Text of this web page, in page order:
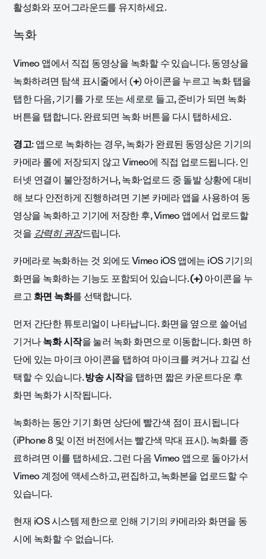
활성화와 포어그라운드를 유지하세요.
녹화
Vimeo 앱에서 직접 동영상을 녹화할 수 있습니다. 동영상을
녹화하려면 탐색 표시줄에서 (+) 아이콘을 누르고 녹화 탭을
탭한 다음, 기기를 가로 또는 세로로 들고, 준비가 되면 녹화
버튼을 탭합니다. 완료되면 녹화 버튼을 다시 탭하세요.
경고: 앱으로 녹화하는 경우, 녹화가 완료된 동영상은 기기의
카메라 롤에 저장되지 않고 Vimeo에 직접 업로드됩니다. 인
터넷 연결이 불안정하거나, 녹화·업로드 중 돌발 상황에 대비
해 보다 안전하게 진행하려면 기본 카메라 앱을 사용하여 동
영상을 녹화하고 기기에 저장한 후, Vimeo 앱에서 업로드할
것을강력히 권장드립니다.
카메라로 녹화하는 것 외에도 Vimeo iOS 앱에는 iOS 기기의
화면을 녹화하는 기능도 포함되어 있습니다.(+)아이콘을 누
르고화면 녹화를 선택합니다.
먼저 간단한 튜토리얼이 나타납니다. 화면을 옆으로 쓸어넘
기거나녹화 시작을 눌러 녹화 화면으로 이동합니다. 화면 하
단에 있는 마이크 아이콘을 탭하여 마이크를 켜거나 끄길 선
택할 수 있습니다.방송 시작을 탭하면 짧은 카운트다운 후
화면 녹화가 시작됩니다.
녹화하는 동안 기기 화면 상단에 빨간색 점이 표시됩니다
(iPhone 8 및 이전 버전에서는 빨간색 막대 표시). 녹화를 종
료하려면 이를 탭하세요. 그런 다음 Vimeo 앱으로 돌아가서
Vimeo 계정에 액세스하고, 편집하고, 녹화본을 업로드할 수
있습니다.
현재 iOS 시스템 제한으로 인해 기기의 카메라와 화면을 동
시에 녹화할 수 없습니다.